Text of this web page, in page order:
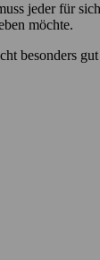
jeder für
möchte.
besonders